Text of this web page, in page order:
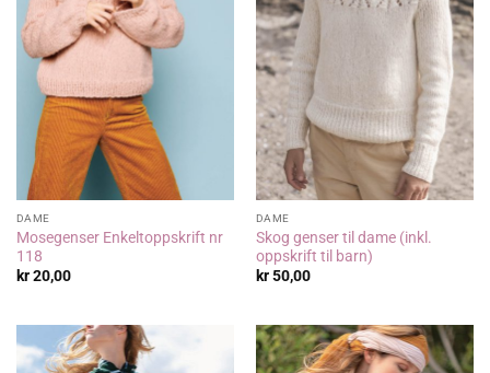
DAME
Mosegenser Enkeltoppskrift nr
118
kr20,00
DAME
Skog genser til dame (inkl.
oppskrift til barn)
kr50,00